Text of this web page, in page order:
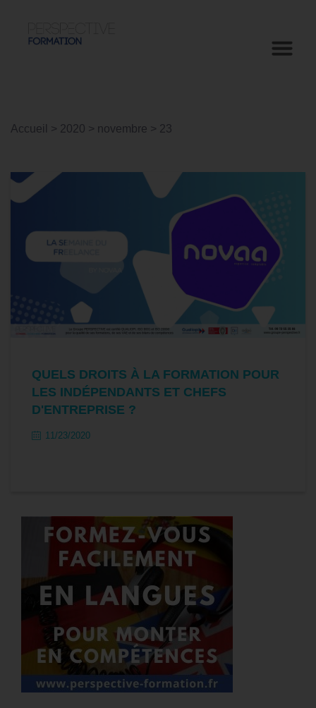
Accueil > 2020 > novembre > 23
QUELS DROITS À LA FORMATION POUR
LES INDÉPENDANTS ET CHEFS
D'ENTREPRISE ?
11/23/2020